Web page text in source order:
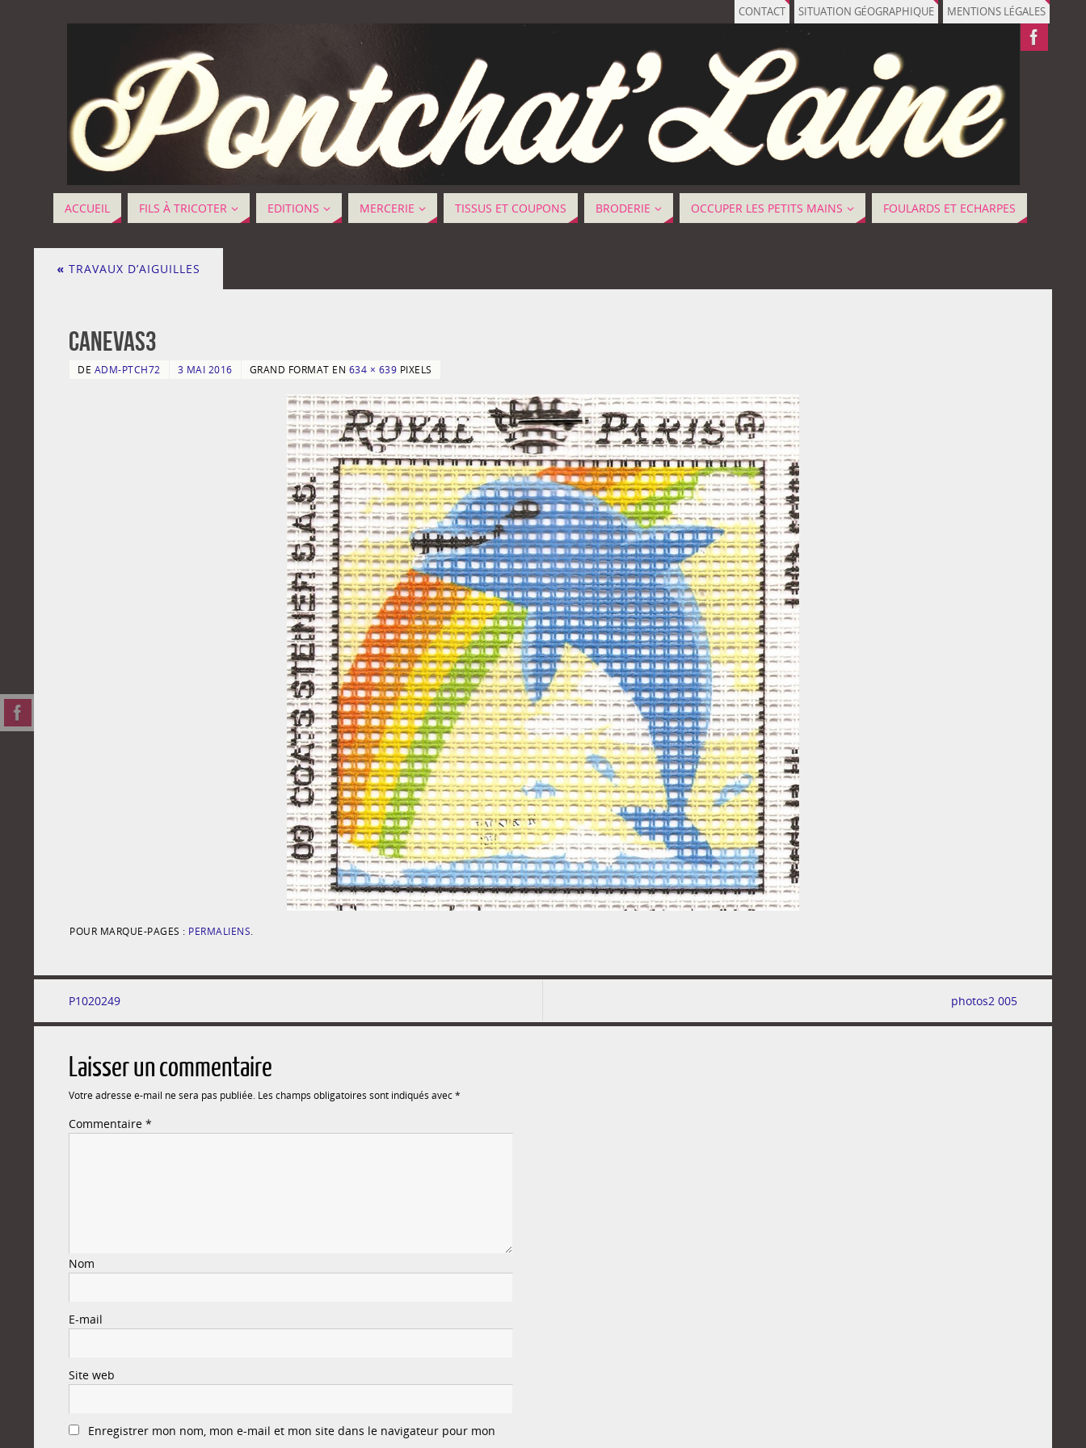
CONTACT SITUATION GÉOGRAPHIQUE MENTIONS LÉGALES
ACCUEIL FILS À TRICOTER EDITIONS MERCERIE TISSUS ET COUPONS BRODERIE OCCUPER LES PETITS MAINS FOULARDS ET ECHARPES
« TRAVAUX D’AIGUILLES
canevas3
DE ADM-PTCH72 3 MAI 2016 GRAND FORMAT EN 634 × 639 PIXELS
POUR MARQUE-PAGES : PERMALIENS
P1020249 photos2 005
Laisser un commentaire
Votre adresse e-mail ne sera pas publiée. Les champs obligatoires sont indiqués avec*
Commentaire *
Nom
E-mail
Site web
Enregistrer mon nom, mon e-mail et mon site dans le navigateur pour mon